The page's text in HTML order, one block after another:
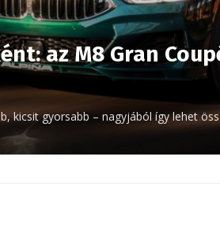
az M8 Gran
kicsit gyorsabb – nagyjából így lehet